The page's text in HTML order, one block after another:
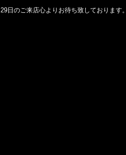
29日のご来店心よりお待ち致しております